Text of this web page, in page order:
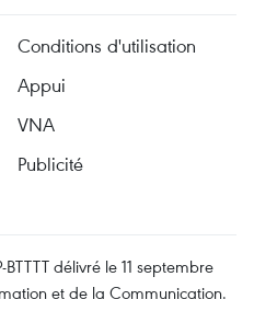
Conditions d'utilisation
Appui
VNA
Publicité
délivré le 11 septembre
et de la Communication.